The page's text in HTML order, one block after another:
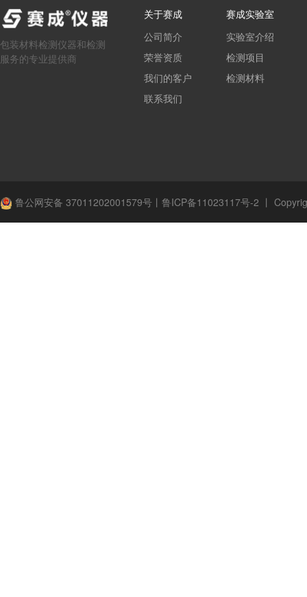
包装材料检测仪器和检测
服务的专业提供商
关于赛成
公司简介
荣誉资质
我们的客户
联系我们
赛成实验室
实验室介绍
检测项目
检测材料
鲁公网安备 37011202001579号 丨 鲁ICP备11023117号-2 丨